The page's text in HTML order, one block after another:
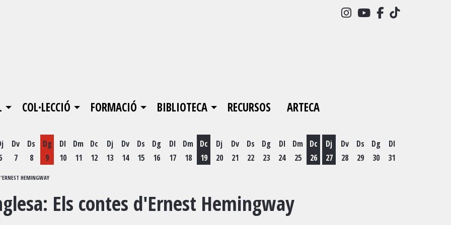
Link a instagram
Link a youtube
Link aLink a
COL·LECCIÓ FORMACIÓ BIBLIOTECA RECURSOS ARTECA
Dv
7
Ds
8
Dg
9
Dl
10
Dm
11
Dc
12
Dj
13
Dv
14
Ds
15
Dg
16
Dl
17
Dm
18
Dc
19
Dj
20
Dv
21
Ds
22
Dg
23
Dl
24
Dm
25
Dc
26
Dj
27
Dv
28
Ds
29
Dg
30
Dl
31
HEMINGWAY
Els contes d'Ernest Hemingway